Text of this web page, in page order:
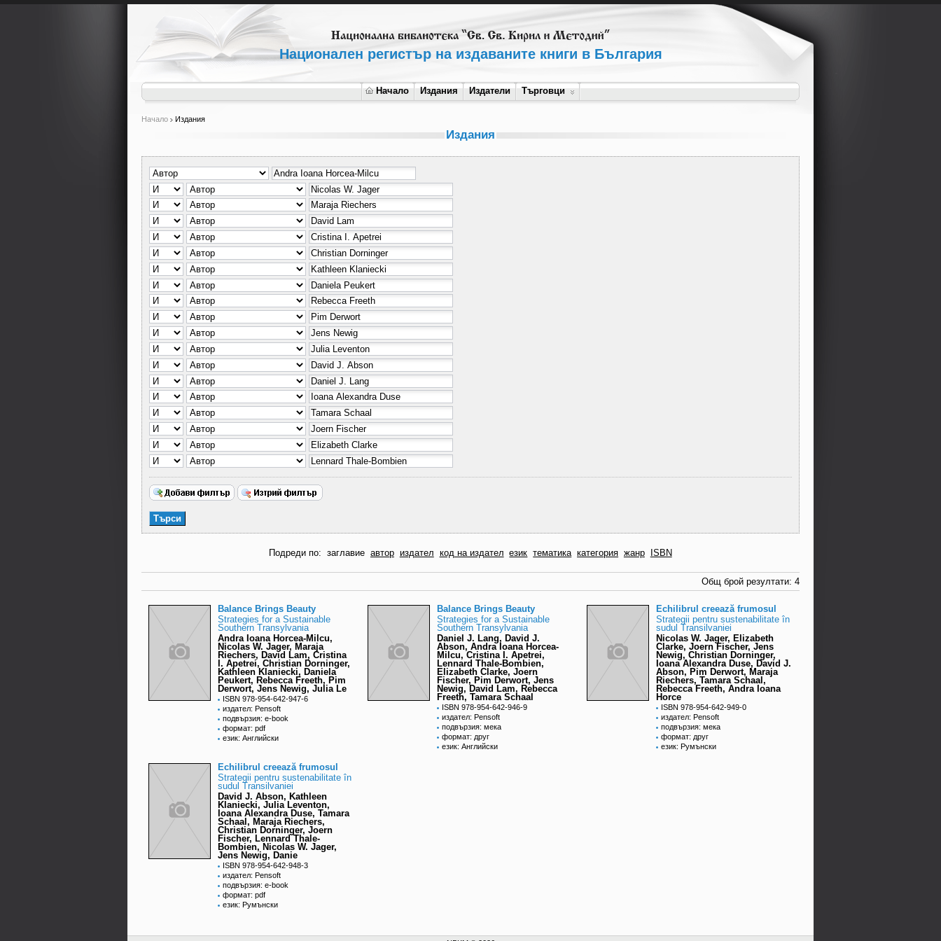
Национален регистър на издаваните книги в България
Начало Издания Издатели Търговци
Начало Издания
Издания
Подреди по: заглавие автор издател код на издател език тематика категория жанр ISBN
Общ брой резултати: 4
Balance Brings Beauty
Strategies for a Sustainable
Southern Transylvania
Andra Ioana Horcea-Milcu,
Nicolas W. Jager, Maraja
Riechers, David Lam, Cristina
I. Apetrei, Christian Dorninger,
Kathleen Klaniecki, Daniela
Peukert, Rebecca Freeth, Pim
Derwort, Jens Newig, Julia Le
ISBN 978-954-642-947-6
издател: Pensoft
подвързия: e-book
формат: pdf
език: Английски
Balance Brings Beauty
Strategies for a Sustainable
Southern Transylvania
Daniel J. Lang, David J.
Abson, Andra Ioana Horcea-
Milcu, Cristina I. Apetrei,
Lennard Thale-Bombien,
Elizabeth Clarke, Joern
Fischer, Pim Derwort, Jens
Newig, David Lam, Rebecca
Freeth, Tamara Schaal
ISBN 978-954-642-946-9
издател: Pensoft
подвързия: мека
формат: друг
език: Английски
Echilibrul creează frumosul
Strategii pentru sustenabilitate în
sudul Transilvaniei
Nicolas W. Jager, Elizabeth
Clarke, Joern Fischer, Jens
Newig, Christian Dorninger,
Ioana Alexandra Duse, David J.
Abson, Pim Derwort, Maraja
Riechers, Tamara Schaal,
Rebecca Freeth, Andra Ioana
Horce
ISBN 978-954-642-949-0
издател: Pensoft
подвързия: мека
формат: друг
език: Румънски
Echilibrul creează frumosul
Strategii pentru sustenabilitate în
sudul Transilvaniei
David J. Abson, Kathleen
Klaniecki, Julia Leventon,
Ioana Alexandra Duse, Tamara
Schaal, Maraja Riechers,
Christian Dorninger, Joern
Fischer, Lennard Thale-
Bombien, Nicolas W. Jager,
Jens Newig, Danie
ISBN 978-954-642-948-3
издател: Pensoft
подвързия: e-book
формат: pdf
език: Румънски